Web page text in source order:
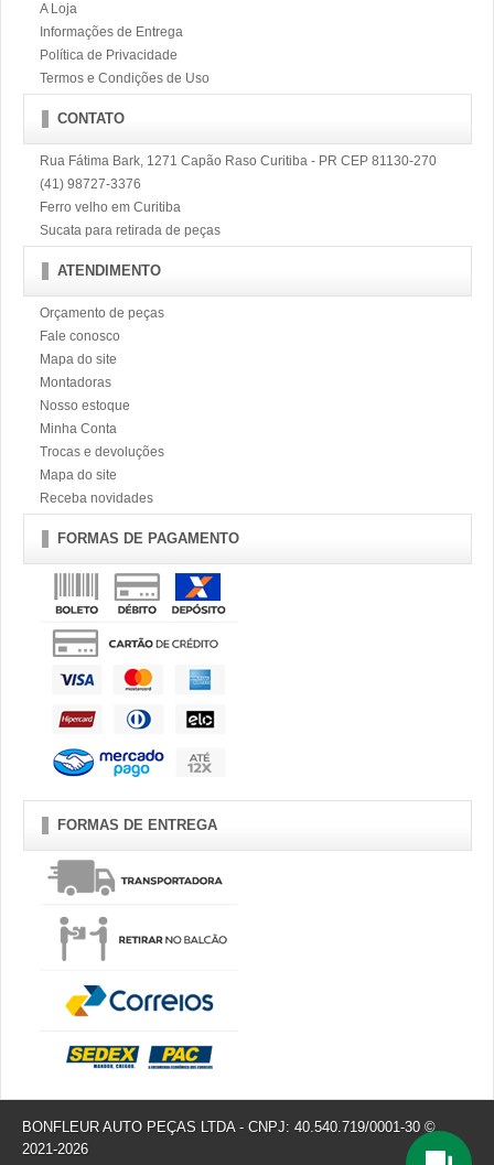
A Loja
Informações de Entrega
Política de Privacidade
Termos e Condições de Uso
CONTATO
Rua Fátima Bark, 1271 Capão Raso Curitiba - PR CEP 81130-270
(41) 98727-3376
Ferro velho em Curitiba
Sucata para retirada de peças
ATENDIMENTO
Orçamento de peças
Fale conosco
Mapa do site
Montadoras
Nosso estoque
Minha Conta
Trocas e devoluções
Mapa do site
Receba novidades
FORMAS DE PAGAMENTO
FORMAS DE ENTREGA
BONFLEUR AUTO PEÇAS LTDA - CNPJ: 40.540.719/0001-30 ©
2021-2026